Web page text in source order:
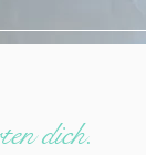
dich.